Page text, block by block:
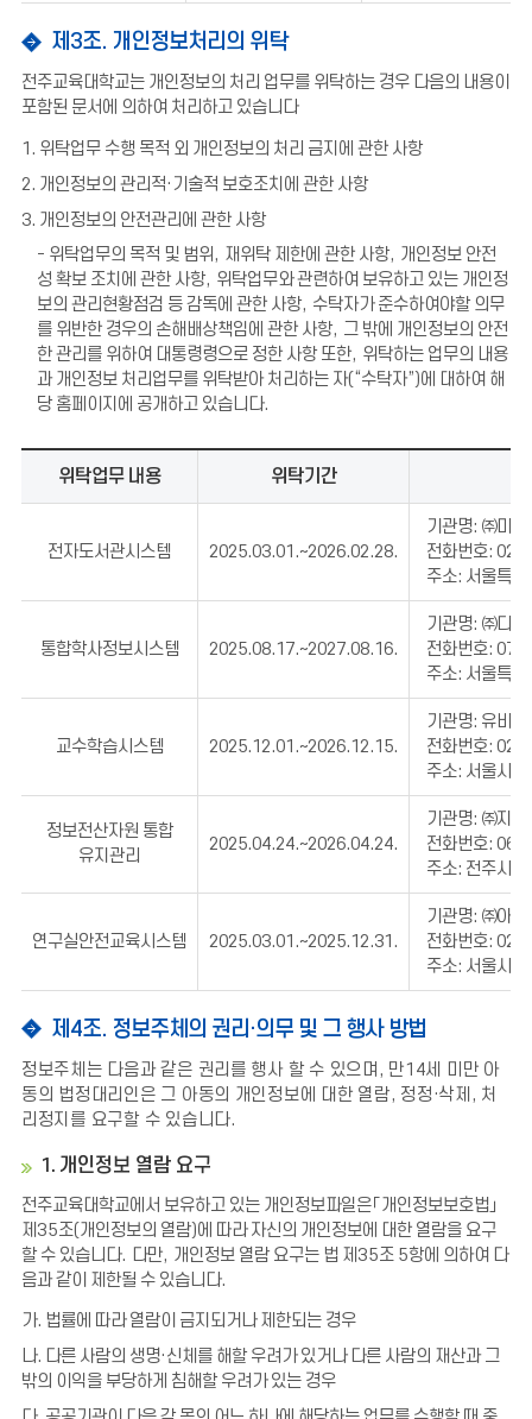
제3조. 개인정보처리의 위탁
전주교육대학교는 개인정보의 처리 업무를 위탁하는 경우 다음의 내용이
포함된 문서에 의하여 처리하고 있습니다
1. 위탁업무 수행 목적 외 개인정보의 처리 금지에 관한 사항
2. 개인정보의 관리적·기술적 보호조치에 관한 사항
3. 개인정보의 안전관리에 관한 사항
- 위탁업무의 목적 및 범위, 재위탁 제한에 관한 사항, 개인정보 안전
성 확보 조치에 관한 사항, 위탁업무와 관련하여 보유하고 있는 개인정
보의 관리현황점검 등 감독에 관한 사항, 수탁자가 준수하여야할 의무
를 위반한 경우의 손해배상책임에 관한 사항, 그 밖에 개인정보의 안전
한 관리를 위하여 대통령령으로 정한 사항 또한, 위탁하는 업무의 내용
과 개인정보 처리업무를 위탁받아 처리하는 자(“수탁자”)에 대하여 해
당 홈페이지에 공개하고 있습니다.
위탁업무 내용 위탁기간
전자도서관시스템 2025.03.01.~2026.02.28.
기관명: ㈜미르
전화번호: 02-
주소: 서울특
통합학사정보시스템 2025.08.17.~2027.08.16.
기관명: ㈜디엑
전화번호:
주소: 서울특
교수학습시스템 2025.12.01.~2026.12.15.
기관명: 유비온
전화번호: 02-
주소: 서울시
정보전산자원 통합
유지관리
2025.04.24.~2026.04.24.
기관명: ㈜지엔
전화번호:
주소: 전주시
연구실안전교육시스템 2025.03.01.~2025.12.31.
기관명: ㈜아이
전화번호: 02-
주소: 서울시
제4조. 정보주체의 권리·의무 및 그 행사 방법
정보주체는 다음과 같은 권리를 행사 할 수 있으며 , 만14세 미만 아
동의 법정대리인은 그 아동의 개인정보에 대한 열람, 정정·삭제 , 처
리정지를 요구할 수 있습니다.
1. 개인정보 열람 요구
전주교육대학교에서 보유하고 있는 개인정보파일은「 개인정보보호법 」
제 35조(개인정보의 열람)에 따라 자신의 개인정보에 대한 열람을 요구
할 수 있습니다. 다만, 개인정보 열람 요구는 법 제 35조 5항에 의하여 다
음과 같이 제한될 수 있습니다.
가. 법률에 따라 열람이 금지되거나 제한되는 경우
나. 다른 사람의 생명·신체를 해할 우려가 있거나 다른 사람의 재산과 그
밖의 이익을 부당하게 침해할 우려가 있는 경우